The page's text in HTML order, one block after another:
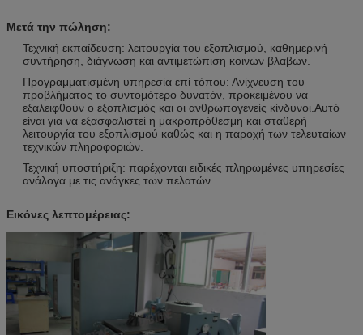
Μετά την πώληση:
Τεχνική εκπαίδευση: λειτουργία του εξοπλισμού, καθημερινή
συντήρηση, διάγνωση και αντιμετώπιση κοινών βλαβών.
Προγραμματισμένη υπηρεσία επί τόπου: Ανίχνευση του
προβλήματος το συντομότερο δυνατόν, προκειμένου να
εξαλειφθούν ο εξοπλισμός και οι ανθρωπογενείς κίνδυνοι.Αυτό
είναι για να εξασφαλιστεί η μακροπρόθεσμη και σταθερή
λειτουργία του εξοπλισμού καθώς και η παροχή των τελευταίων
τεχνικών πληροφοριών.
Τεχνική υποστήριξη: παρέχονται ειδικές πληρωμένες υπηρεσίες
ανάλογα με τις ανάγκες των πελατών.
Εικόνες λεπτομέρειας: